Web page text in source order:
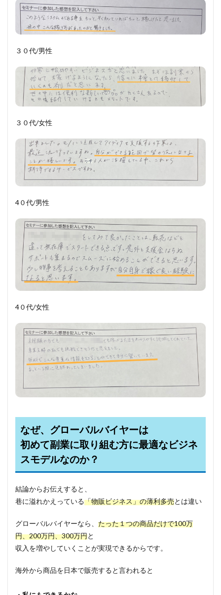
３０代/男性
３０代/女性
4０代/男性
4０代/女性
なぜ、グローバルバイヤーは
初めて副業に取り組む方に最適なビジネ
スモデルなのか？
結論からお伝えすると、
巷に溢れかえっている「物販ビジネス」の薄利多売とは違い
グローバルバイヤーなら、 たった１つの商品だけで100万
円、200万円、300万円と
収入を増やしていくことが実現できるからです。
海外から商品を日本で販売すると言われると